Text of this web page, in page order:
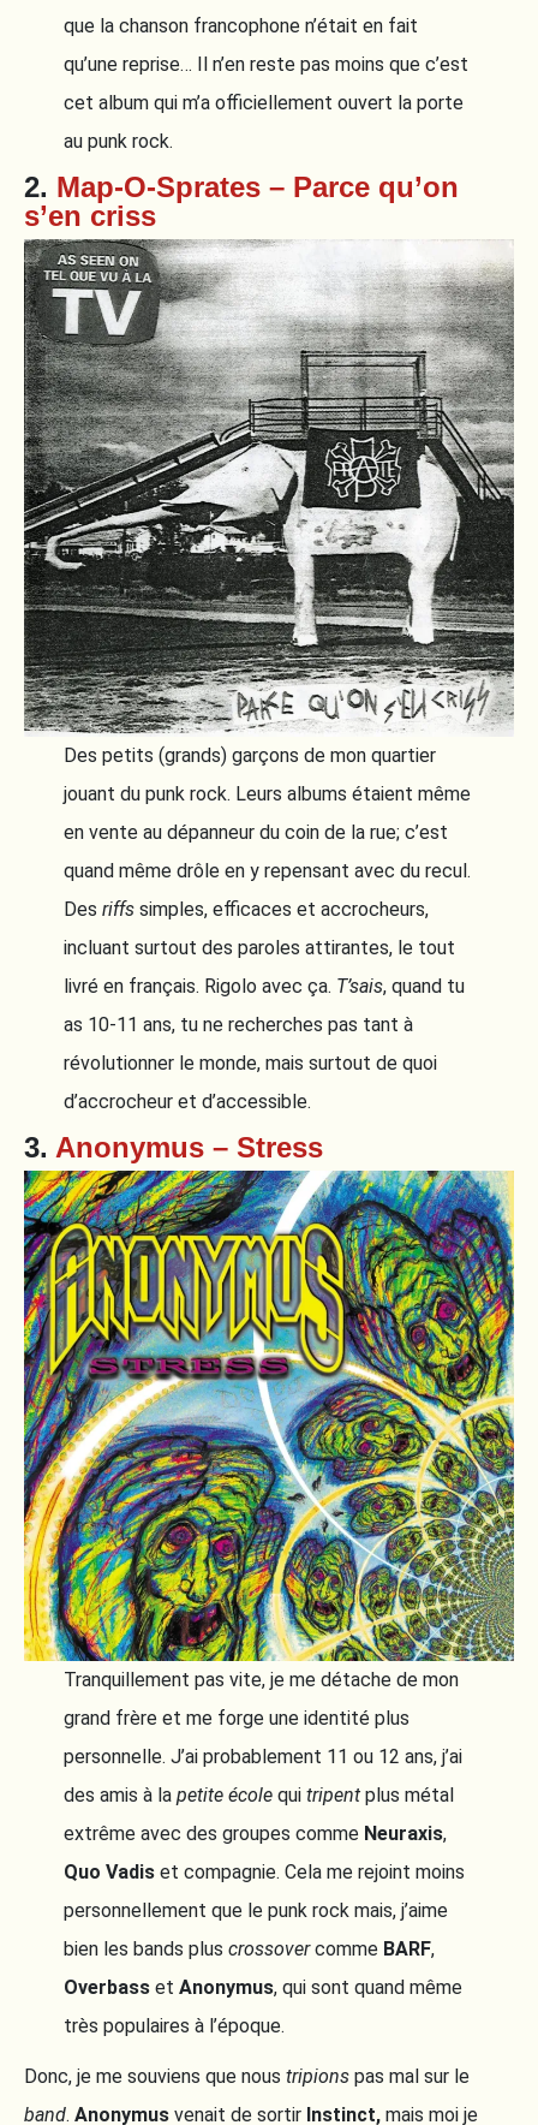
que la chanson francophone n’était en fait
qu’une reprise… Il n’en reste pas moins que c’est
cet album qui m’a officiellement ouvert la porte
au punk rock.
2. Map-O-Sprates – Parce qu’on
s’en criss
Des petits (grands) garçons de mon quartier
jouant du punk rock. Leurs albums étaient même
en vente au dépanneur du coin de la rue; c’est
quand même drôle en y repensant avec du recul.
Des riffssimples, efficaces et accrocheurs,
incluant surtout des paroles attirantes, le tout
livré en français. Rigolo avec ça. T’sais, quand tu
as 10-11 ans, tu ne recherches pas tant à
révolutionner le monde, mais surtout de quoi
d’accrocheur et d’accessible.
3. Anonymus – Stress
Tranquillement pas vite, je me détache de mon
grand frère et me forge une identité plus
personnelle. J’ai probablement 11 ou 12 ans, j’ai
des amis à la petite écolequi tripentplus métal
extrême avec des groupes comme Neuraxis,
Quo Vadiset compagnie. Cela me rejoint moins
personnellement que le punk rock mais, j’aime
bien les bands plus crossovercomme BARF,
Overbasset Anonymus, qui sont quand même
très populaires à l’époque.
Donc, je me souviens que nous tripions pas mal sur le
band. Anonymus venait de sortir Instinct, mais moi je